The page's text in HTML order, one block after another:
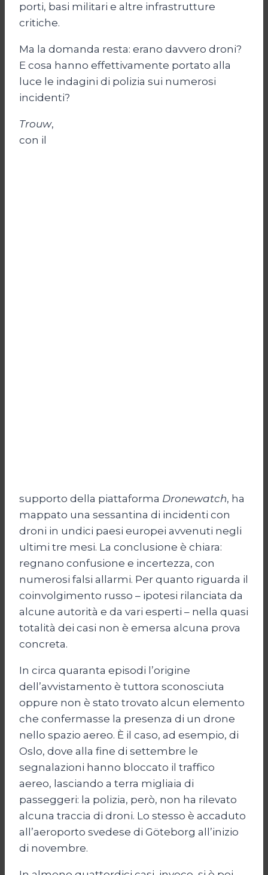
porti, basi militari e altre infrastrutture
critiche.
Ma la domanda resta: erano davvero droni?
E cosa hanno effettivamente portato alla
luce le indagini di polizia sui numerosi
incidenti?
Trouw,
con il
supporto della piattaforma Dronewatch, ha
mappato una sessantina di incidenti con
droni in undici paesi europei avvenuti negli
ultimi tre mesi. La conclusione è chiara:
regnano confusione e incertezza, con
numerosi falsi allarmi. Per quanto riguarda il
coinvolgimento russo – ipotesi rilanciata da
alcune autorità e da vari esperti – nella quasi
totalità dei casi non è emersa alcuna prova
concreta.
In circa quaranta episodi l’origine
dell’avvistamento è tuttora sconosciuta
oppure non è stato trovato alcun elemento
che confermasse la presenza di un drone
nello spazio aereo. È il caso, ad esempio, di
Oslo, dove alla fine di settembre le
segnalazioni hanno bloccato il traffico
aereo, lasciando a terra migliaia di
passeggeri: la polizia, però, non ha rilevato
alcuna traccia di droni. Lo stesso è accaduto
all’aeroporto svedese di Göteborg all’inizio
di novembre.